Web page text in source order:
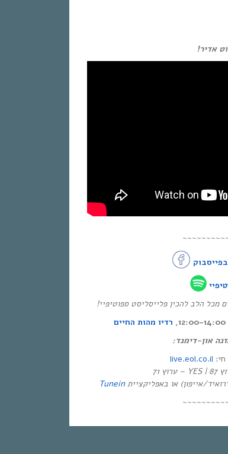
אדיר!
הלב להכין פלייסליסט ספוטיפיי!
רדיו מהות החיים
און-דימנד:
live.eol.co.il
Tunein